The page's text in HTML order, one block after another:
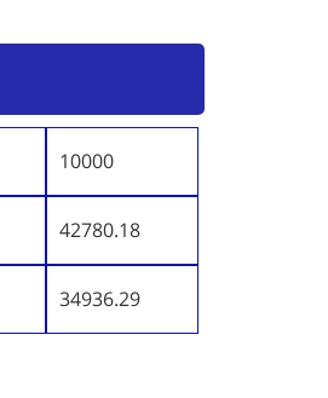
10000
42780.18
34936.29